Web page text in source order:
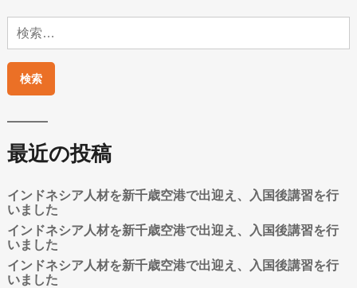
検
索:
最近の投稿
インドネシア人材を新千歳空港で出迎え、入国後講習を行
いました
インドネシア人材を新千歳空港で出迎え、入国後講習を行
いました
インドネシア人材を新千歳空港で出迎え、入国後講習を行
いました